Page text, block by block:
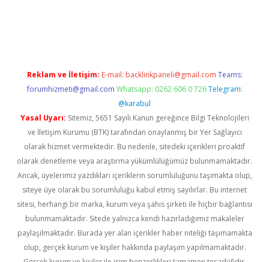
Reklam ve İletişim: E-mail: backlinkpaneli@gmail.com Teams:
forumhizmeti@gmail.com Whatsapp: 0262 606 0 726 Telegram:
@karabul
Yasal Uyarı: Sitemiz, 5651 Sayılı Kanun gereğince Bilgi Teknolojileri
ve İletişim Kurumu (BTK) tarafından onaylanmış bir Yer Sağlayıcı
olarak hizmet vermektedir. Bu nedenle, sitedeki içerikleri proaktif
olarak denetleme veya araştırma yükümlülüğümüz bulunmamaktadır.
Ancak, üyelerimiz yazdıkları içeriklerin sorumluluğunu taşımakta olup,
siteye üye olarak bu sorumluluğu kabul etmiş sayılırlar. Bu internet
sitesi, herhangi bir marka, kurum veya şahıs şirketi ile hiçbir bağlantısı
bulunmamaktadır. Sitede yalnızca kendi hazırladığımız makaleler
paylaşılmaktadır. Burada yer alan içerikler haber niteliği taşımamakta
olup, gerçek kurum ve kişiler hakkında paylaşım yapılmamaktadır.